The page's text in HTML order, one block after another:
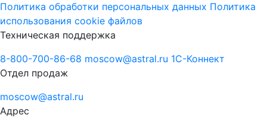
Политика обработки персональных данных Политика
использования cookie файлов
Техническая поддержка
8-800-700-86-68 moscow@astral.ru 1С-Коннект
Отдел продаж
moscow@astral.ru
Адрес